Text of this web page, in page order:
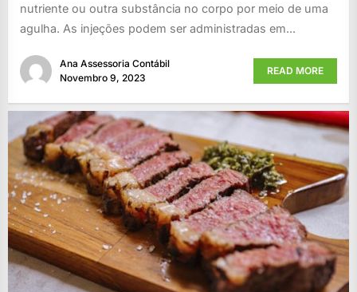
nutriente ou outra substância no corpo por meio de uma
agulha. As injeções podem ser administradas em...
Ana Assessoria Contábil
Novembro 9, 2023
READ MORE